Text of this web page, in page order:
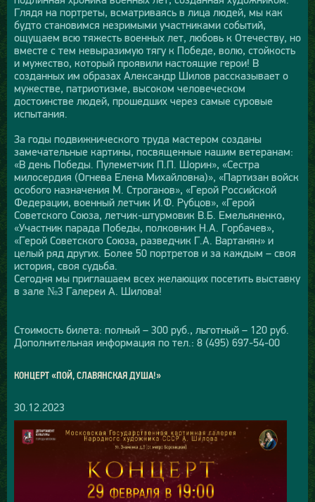
Глядя на портреты, всматриваясь в лица людей, мы как
будто становимся незримыми участниками событий,
ощущаем всю тяжесть военных лет, любовь к Отечеству, но
вместе с тем невыразимую тягу к Победе, волю, стойкость
и мужество, который проявили настоящие герои! В
созданных им образах Александр Шилов рассказывает о
мужестве, патриотизме, высоком человеческом
достоинстве людей, прошедших через самые суровые
испытания.
За годы подвижнического труда мастером созданы
замечательные картины, посвященные нашим ветеранам:
«В день Победы. Пулеметчик П.П. Шорин», «Сестра
милосердия (Огнева Елена Михайловна)», «Партизан войск
особого назначения М. Строганов», «Герой Российской
Федерации, военный летчик И.Ф. Рубцов», «Герой
Советского Союза, летчик-штурмовик В.Б. Емельяненко,
«Участник парада Победы, полковник Н.А. Горбачев»,
«Герой Советского Союза, разведчик Г.А. Вартанян» и
целый ряд других. Более 50 портретов и за каждым – своя
история, своя судьба.
Сегодня мы приглашаем всех желающих посетить выставку
в зале №3 Галереи А. Шилова!
Стоимость билета: полный – 300 руб., льготный – 120 руб.
Дополнительная информация по тел.: 8 (495) 697-54-00
КОНЦЕРТ «ПОЙ, СЛАВЯНСКАЯ ДУША!»
30.12.2023